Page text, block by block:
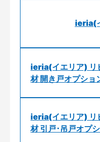
ieria(
ieria(イエリア) リ
材 開き戸オプショ
ieria(イエリア) リ
材 引戸･吊戸オプ